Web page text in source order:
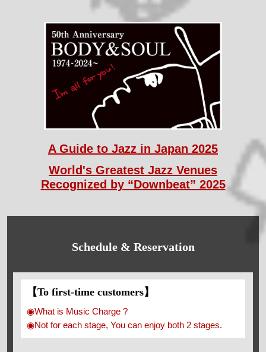
A Guide to Jazz in Japan 2025
World's Greatest Jazz Venues
Recognized by “Downbeat” 2025
Schedule & Reservation
【To first-time customers】
◉What is Music Charge ?
◉Not for each stage, You can enjoy both 2 stages.